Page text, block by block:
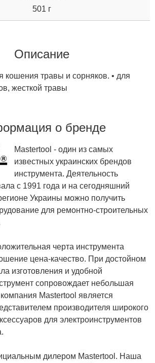
501 г
Описание
кошения травы и сорняков. • для
жесткой травы
о бренде
Mastertool - один из самых
известных украинских брендов
инструмента. Деятельность
с 1991 года и на сегодняшний
Украины можно получить
для ремонтно-строительных
черта инструмента
цена-качество. При достойном
изготовления и удобной
сопровождает небольшая
Mastertool является
производителя широкого
для электроинструментов
дилером Mastertool. Наша